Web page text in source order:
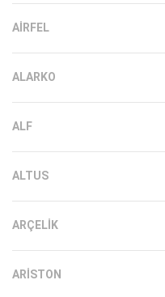
AIRFEL
ALARKO
ALF
ALTUS
ARÇELIK
ARISTON